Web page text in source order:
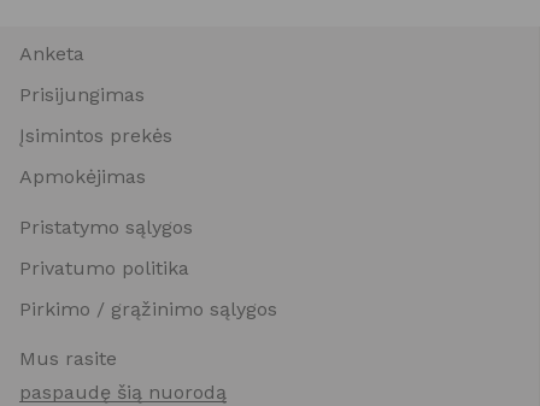
Anketa
Prisijungimas
Įsimintos prekės
Apmokėjimas
Pristatymo sąlygos
Privatumo politika
Pirkimo / grąžinimo sąlygos
Mus rasite
paspaudę šią nuorodą